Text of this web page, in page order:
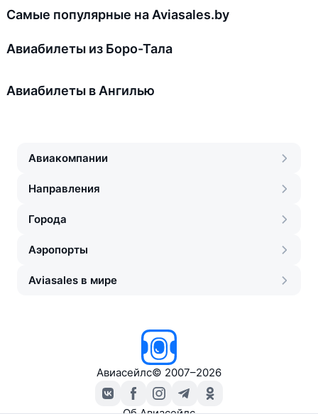
Самые популярные на Aviasales.by
Авиабилеты из Боро-Тала
Авиабилеты в Ангилью
Авиакомпании
Направления
Города
Аэропорты
Aviasales в мире
Авиасейлс© 2007–2026